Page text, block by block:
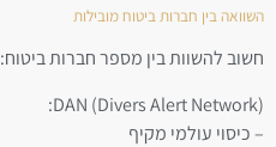
השוואה בין חברות ביטוח מובילות
חשוב להשוות בין מספר חברות ביטוח:
DAN (Divers Alert Network):
– כיסוי עולמי מקיף